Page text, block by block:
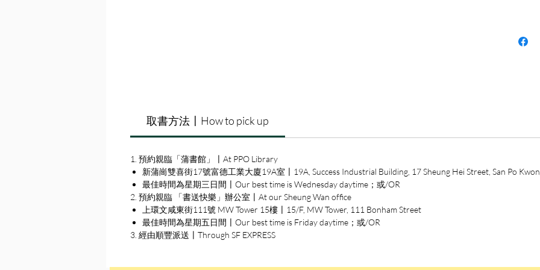
本書
本書作
經常受
取書方法〡How to pick up
1. 預約親臨「蒲書館」〡At PPO Library
新蒲崗雙喜街17號富德工業大廈19A室〡19A, Success Industrial Building, 17 Sheung Hei Street, San Po
最佳時間為星期三日間〡Our best time is Wednesday daytime；或/OR
2. 預約親臨 「書送快樂」辦公室〡At our Sheung Wan office
上環文咸東街111號 MW Tower 15樓〡15/F, MW Tower, 111 Bonham Street
最佳時間為星期五日間〡Our best time is Friday daytime；或/OR
3. 經由順豐派送〡Through SF EXPRESS